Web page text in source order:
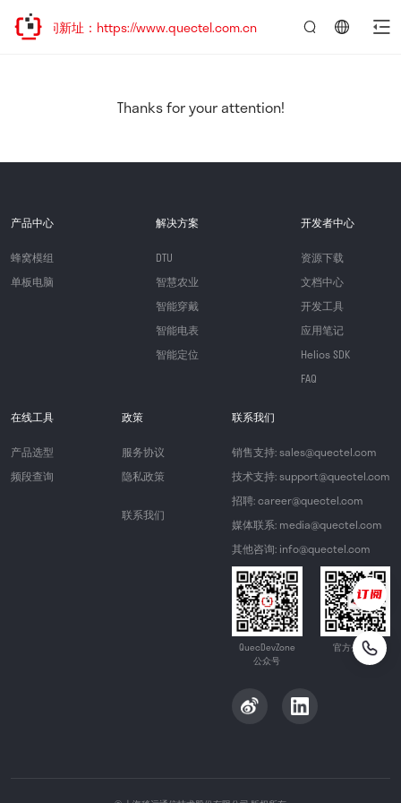
欢迎访问新址：https://www.quectel.com.cn
Thanks for your attention!
产品中心
蜂窝模组
单板电脑
解决方案
DTU
智慧农业
智能穿戴
智能电表
智能定位
开发者中心
资源下载
文档中心
开发工具
应用笔记
Helios SDK
FAQ
在线工具
产品选型
频段查询
政策
服务协议
隐私政策
联系我们
联系我们
销售支持: sales@quectel.com
技术支持: support@quectel.com
招聘: career@quectel.com
媒体联系: media@quectel.com
其他咨询: info@quectel.com
QuecDevZone
公众号
官方公众号